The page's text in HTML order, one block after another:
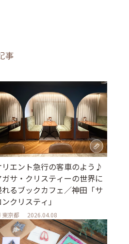
事
リエント急行の客車のよう♪
ガサ・クリスティーの世界に
るブックカフェ／神田「サ
ンクリスティ」
東京都 2026.04.08